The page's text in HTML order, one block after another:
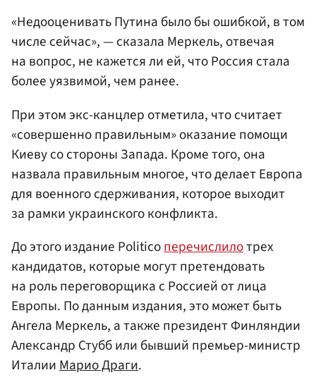
«Недооценивать Путина было бы ошибкой, в том
числе сейчас», — сказала Меркель, отвечая
на вопрос, не кажется ли ей, что Россия стала
более уязвимой, чем ранее.
При этом экс-канцлер отметила, что считает
«совершенно правильным» оказание помощи
Киеву со стороны Запада. Кроме того, она
назвала правильным многое, что делает Европа
для военного сдерживания, которое выходит
за рамки украинского конфликта.
До этого издание Politicoперечислилотрех
кандидатов, которые могут претендовать
на роль переговорщика с Россией от лица
Европы. По данным издания, это может быть
Ангела Меркель, а также президент Финляндии
Александр Стубб или бывший премьер-министр
ИталииМарио Драги.